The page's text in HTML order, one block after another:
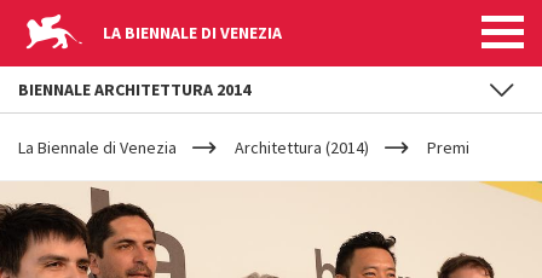
LA BIENNALE DI VENEZIA
YOUR
ARE
HERE
La Biennale di Venezia Architettura (2014) Premi
BIENNALE ARCHITETTURA 2014